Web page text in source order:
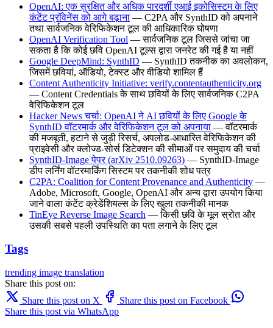
OpenAI: एक सुरक्षित और अधिक पारदर्शी एआई इकोसिस्टम के लिए
कंटेंट प्रॉवेनेंस को आगे बढ़ाना — C2PA और SynthID को अपनाने
तथा सार्वजनिक वेरिफिकेशन टूल की आधिकारिक घोषणा
OpenAI Verification Tool — सार्वजनिक टूल जिससे जांचा जा
सकता है कि कोई छवि OpenAI टूल्स द्वारा जनरेट की गई है या नहीं
Google DeepMind: SynthID — SynthID तकनीक का अवलोकन,
जिसमें छवियां, ऑडियो, टेक्स्ट और वीडियो शामिल हैं
Content Authenticity Initiative: verify.contentauthenticity.org
— Content Credentials के साथ छवियों के लिए सार्वजनिक C2PA
वेरिफिकेशन टूल
Hacker News चर्चा: OpenAI ने AI छवियों के लिए Google के
SynthID वॉटरमार्क और वेरिफिकेशन टूल को अपनाया — वॉटरमार्क
की मजबूती, हटाने से जुड़ी रिसर्च, अपलोड-आधारित वेरिफिकेशन की
प्राइवेसी और क्लोज्ड-सोर्स डिटेक्शन की सीमाओं पर समुदाय की चर्चा
SynthID-Image पेपर (arXiv 2510.09263) — SynthID-Image
डीप लर्निंग वॉटरमार्किंग सिस्टम पर तकनीकी शोध पत्र
C2PA: Coalition for Content Provenance and Authenticity —
Adobe, Microsoft, Google, OpenAI और अन्य द्वारा उपयोग किया
जाने वाला कंटेंट क्रेडेंशियल्स के लिए खुला तकनीकी मानक
TinEye Reverse Image Search — किसी छवि के मूल स्रोत और
उसकी सबसे पहली उपस्थिति का पता लगाने के लिए टूल
Tags
trending image translation
Share this post on:
Share this post on X
Share this post on Facebook
Share this post via WhatsApp